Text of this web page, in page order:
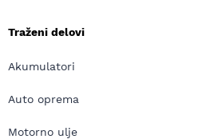
Traženi delovi
Akumulatori
Auto oprema
Motorno ulje